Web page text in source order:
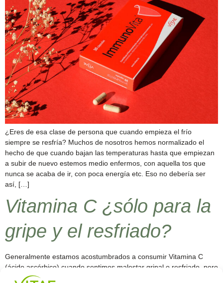
¿Eres de esa clase de persona que cuando empieza el frío
siempre se resfría? Muchos de nosotros hemos normalizado el
hecho de que cuando bajan las temperaturas hasta que empiezan
a subir de nuevo estemos medio enfermos, con aquella tos que
nunca se acaba de ir, con poca energía etc. Eso no debería ser
así, […]
Vitamina C ¿sólo para la
gripe y el resfriado?
Generalmente estamos acostumbrados a consumir Vitamina C
(ácido ascórbico) cuando sentimos malestar gripal o resfriado, pero
existen diversas razones para consumirla diariamente. Todos los